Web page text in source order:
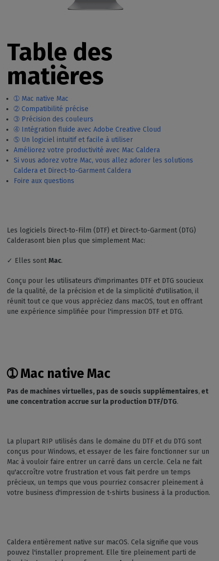
Table des
matières
➀ Mac native Mac
➁ Compatibilité précise
➂ Précision des couleurs
➃ Intégration fluide avec Adobe Creative Cloud
➄ Un logiciel intuitif et facile à utiliser
Améliorez votre productivité avec Mac Caldera
Si vous adorez votre Mac, vous allez adorer les solutions
Caldera et Direct-to-Garment Caldera
Foire aux questions
Les logiciels Direct-to-Film (DTF) et Direct-to-Garment (DTG)
Calderasont bien plus que simplement Mac:
✓ Elles sont Mac.
Conçu pour les utilisateurs d'imprimantes DTF et DTG soucieux
de la qualité, de la précision et de la simplicité d'utilisation, il
réunit tout ce que vous appréciez dans macOS, tout en offrant
une expérience simplifiée pour l'impression DTF et DTG.
➀Mac native Mac
Pas de machines virtuelles, pas de soucis supplémentaires, et
une concentration accrue sur la production DTF/DTG.
La plupart RIP utilisés dans le domaine du DTF et du DTG sont
conçus pour Windows, et essayer de les faire fonctionner sur un
Mac à vouloir faire entrer un carré dans un cercle. Cela ne fait
qu'accroître votre frustration et vous fait perdre un temps
précieux, un temps que vous pourriez consacrer pleinement à
votre business d'impression de t-shirts business à la production.
Caldera entièrement native sur macOS. Cela signifie que vous
pouvez l'installer proprement. Elle tire pleinement parti de